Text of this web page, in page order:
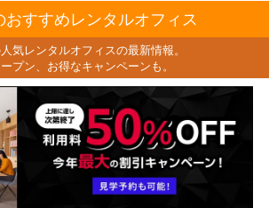
おすすめレンタルオフィス
気レンタルオフィスの最新情報。
プン、お得なキャンペーンも。